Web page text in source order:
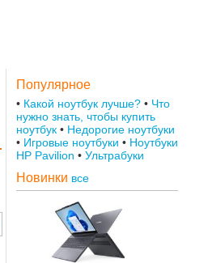
Популярное
Какой ноутбук лучше?
Что
нужно знать, чтобы купить
ноутбук
Недорогие ноутбуки
Игровые ноутбуки
Ноутбуки
HP Pavilion
Ультрабуки
Новинки все